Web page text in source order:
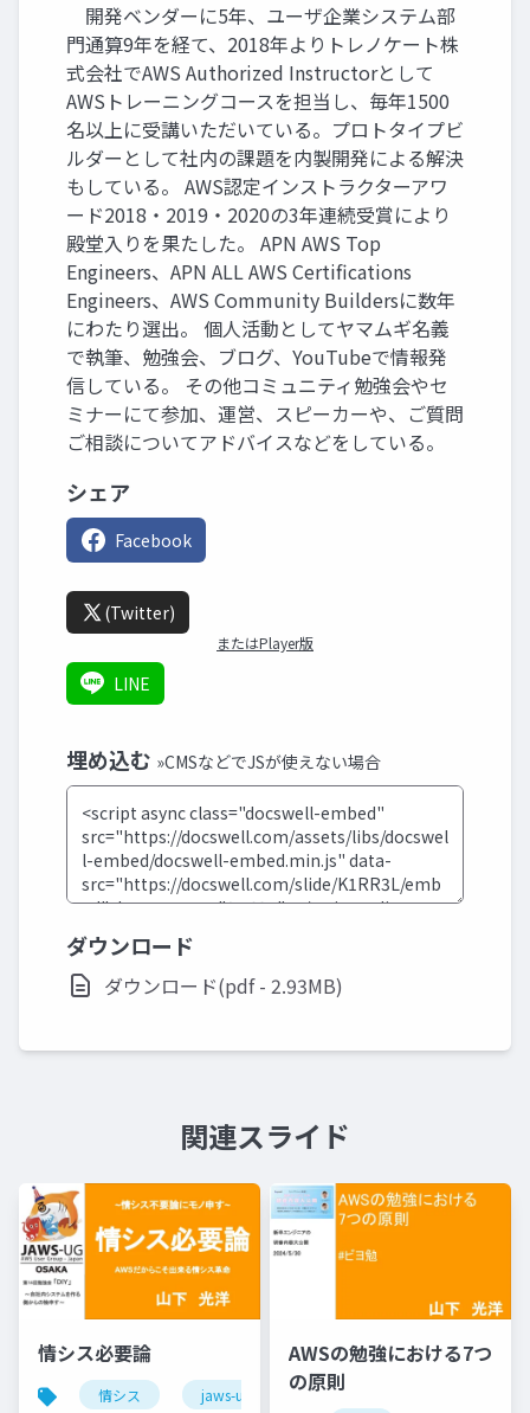
開発ベンダーに5年、ユーザ企業システム部
門通算9年を経て、2018年よりトレノケート株
式会社でAWS Authorized Instructorとして
AWSトレーニングコースを担当し、毎年1500
名以上に受講いただいている。プロトタイプビ
ルダーとして社内の課題を内製開発による解決
もしている。 AWS認定インストラクターアワ
ード2018・2019・2020の3年連続受賞により
殿堂入りを果たした。 APN AWS Top
Engineers、APN ALL AWS Certifications
Engineers、AWS Community Buildersに数年
にわたり選出。 個人活動としてヤマムギ名義
で執筆、勉強会、ブログ、YouTubeで情報発
信している。 その他コミュニティ勉強会やセ
ミナーにて参加、運営、スピーカーや、ご質問
ご相談についてアドバイスなどをしている。
シェア
Facebook
(Twitter)
またはPlayer版
LINE
埋め込む »CMSなどでJSが使えない場合
ダウンロード
ダウンロード(pdf - 2.93MB)
関連スライド
情シス必要論
情シス jaws-ug aws
AWSの勉強における7つ
の原則